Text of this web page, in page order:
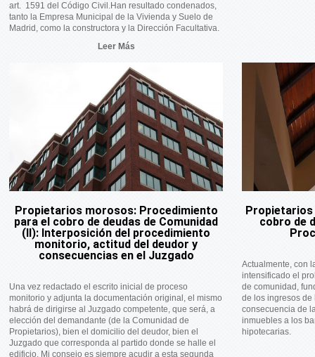
art. 1591 del Código Civil.Han resultado condenados,
tanto la Empresa Municipal de la Vivienda y Suelo de
Madrid, como la constructora y la Dirección Facultativa.
Leer Más
Propietarios morosos: Procedimiento
para el cobro de deudas de Comunidad
(II): Interposición del procedimiento
monitorio, actitud del deudor y
consecuencias en el Juzgado
Una vez redactado el escrito inicial de proceso
monitorio y adjunta la documentación original, el mismo
habrá de dirigirse al Juzgado competente, que será, a
elección del demandante (de la Comunidad de
Propietarios), bien el domicilio del deudor, bien el
Juzgado que corresponda al partido donde se halle el
edificio. Mi consejo es siempre acudir a esta segunda
Propietarios
cobro de
Actualmente, con
intensificado el
de comunidad,
de los ingresos de
consecuencia de
inmuebles a los
hipotecarias.